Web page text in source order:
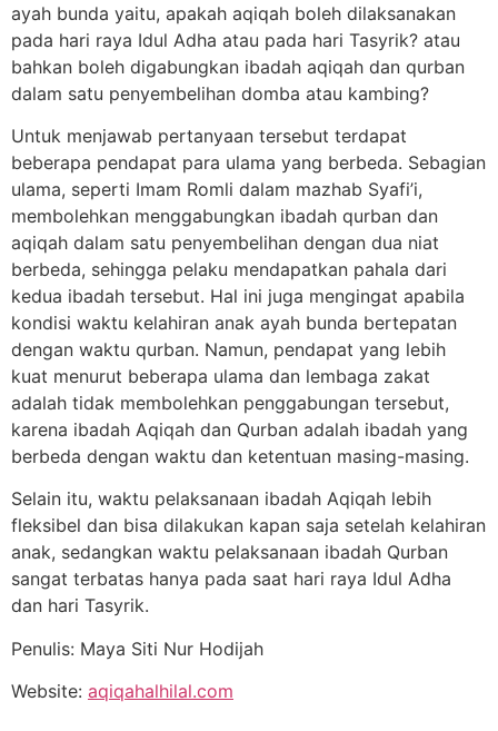
ayah bunda yaitu, apakah aqiqah boleh dilaksanakan
pada hari raya Idul Adha atau pada hari Tasyrik? atau
bahkan boleh digabungkan ibadah aqiqah dan qurban
dalam satu penyembelihan domba atau kambing?
Untuk menjawab pertanyaan tersebut terdapat
beberapa pendapat para ulama yang berbeda. Sebagian
ulama, seperti Imam Romli dalam mazhab Syafi’i,
membolehkan menggabungkan ibadah qurban dan
aqiqah dalam satu penyembelihan dengan dua niat
berbeda, sehingga pelaku mendapatkan pahala dari
kedua ibadah tersebut. Hal ini juga mengingat apabila
kondisi waktu kelahiran anak ayah bunda bertepatan
dengan waktu qurban. Namun, pendapat yang lebih
kuat menurut beberapa ulama dan lembaga zakat
adalah tidak membolehkan penggabungan tersebut,
karena ibadah Aqiqah dan Qurban adalah ibadah yang
berbeda dengan waktu dan ketentuan masing-masing.
Selain itu, waktu pelaksanaan ibadah Aqiqah lebih
fleksibel dan bisa dilakukan kapan saja setelah kelahiran
anak, sedangkan waktu pelaksanaan ibadah Qurban
sangat terbatas hanya pada saat hari raya Idul Adha
dan hari Tasyrik.
Penulis: Maya Siti Nur Hodijah
Website: aqiqahalhilal.com